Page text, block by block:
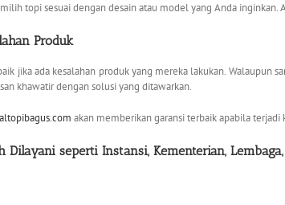
topi sesuai dengan desain atau model yang Anda
Produk
jika ada kesalahan produk yang mereka lakukan. Walaupun
khawatir dengan solusi yang ditawarkan.
akan memberikan garansi terbaik apabila
Dilayani seperti Instansi, Kementerian, Lembaga,